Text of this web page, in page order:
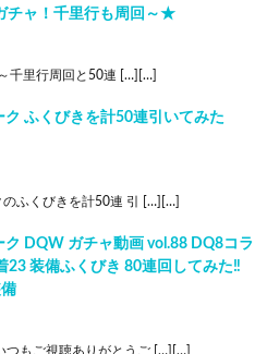
チャ！千里行も周回～★
千里行周回と50連 […][…]
ク ふくびきを計50連引いてみた
のふくびきを計50連 引 […][…]
ク DQW ガチャ動画 vol.88 DQ8コラ
23 装備ふくびき 80連回してみた‼️
つもご視聴ありがとうご […][…]